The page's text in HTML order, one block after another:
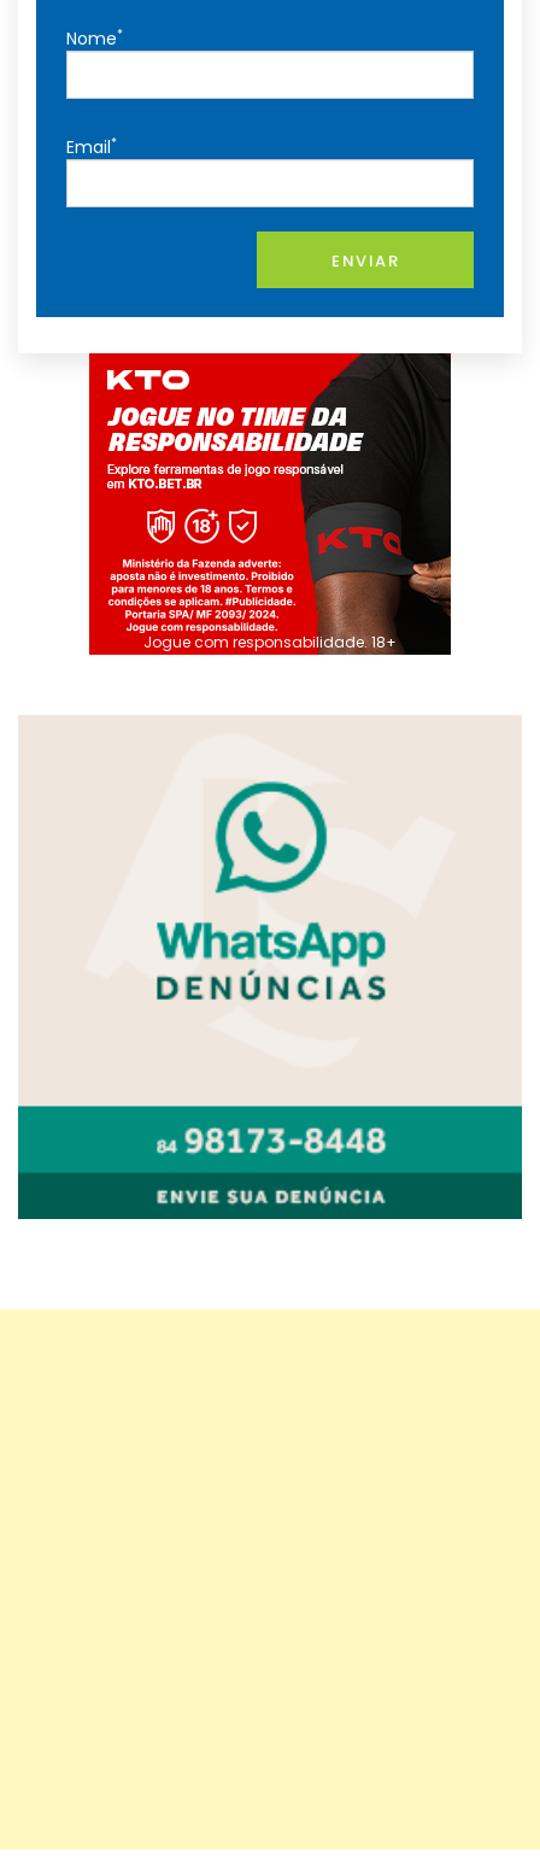
Nome*
Email*
ENVIAR
Jogue com responsabilidade. 18+